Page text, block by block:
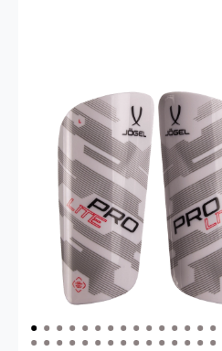
Опт 3(33%) - сумма всех
80.000
Опт 2(36%)- сумма всех
200.000
Опт 1(38%) -сумма всех
400.000